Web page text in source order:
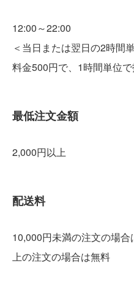
12:00～22:00
＜当日または翌日の2時間
料金500円で、1時間単位で
最低注文金額
2,000円以上
配送料
10,000円未満の注文の場
上の注文の場合は無料